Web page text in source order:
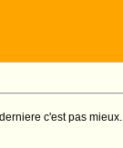
c'est pas mieux.